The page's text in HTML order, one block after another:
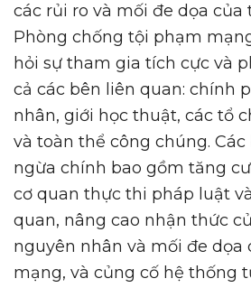
các rủi ro và mối đe dọa của
Phòng chống tội phạm
hỏi sự tham gia tích cực và
cả các bên liên quan: chính
nhân, giới học thuật, các tổ
và toàn thể công chúng.
ngừa chính bao gồm tăng
cơ quan thực thi pháp luật
quan, nâng cao nhận thức
nguyên nhân và mối đe dọa
mạng, và củng cố hệ thống